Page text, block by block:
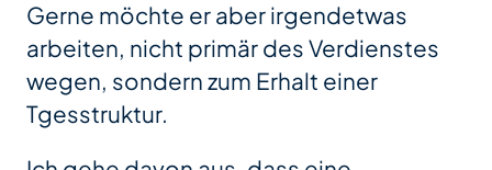
Gerne möchte er aber irgendetwas
arbeiten, nicht primär des Verdienstes
wegen, sondern zum Erhalt einer
Tgesstruktur.